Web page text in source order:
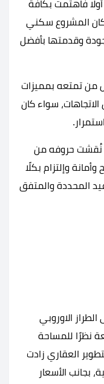
فاهتمت بكافة
كان المشروع سكني
وقدمتها بأفضل
من تمتعه بمميزات
سواء كان
نُقشت حروفه من
وإلتزام بكلًا
المحددة والمتفق
الاوروبي
نظرًا للمساحة
العقاري زادت
بجانب الأسعار